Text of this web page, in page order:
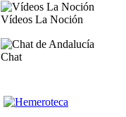
Vídeos La Noción
Chat